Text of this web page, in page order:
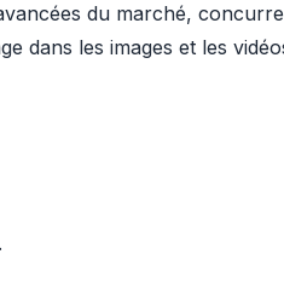
du marché,
dans les images et les